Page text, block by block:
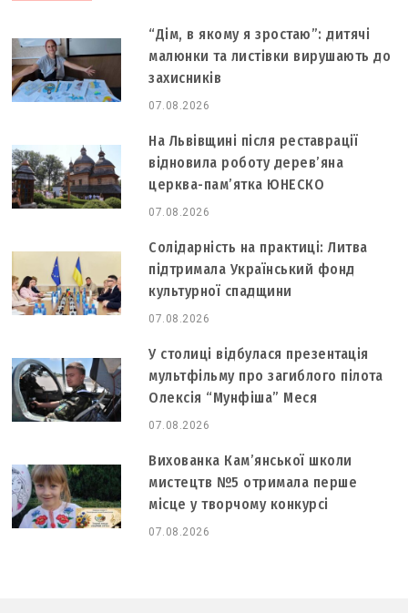
“Дім, в якому я зростаю”: дитячі
малюнки та листівки вирушають до
захисників
07.08.2026
На Львівщині після реставрації
відновила роботу дерев’яна
церква-пам’ятка ЮНЕСКО
07.08.2026
Солідарність на практиці: Литва
підтримала Український фонд
культурної спадщини
07.08.2026
У столиці відбулася презентація
мультфільму про загиблого пілота
Олексія “Мунфіша” Меся
07.08.2026
Вихованка Кам’янської школи
мистецтв №5 отримала перше
місце у творчому конкурсі
07.08.2026